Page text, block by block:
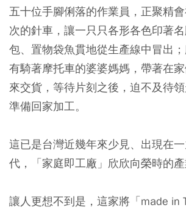
五十位手腳俐落的作業員，正聚精
次的針車，讓一只只各形各色印著
包、置物袋魚貫地從生產線中冒出
有騎著摩托車的婆婆媽媽，帶著在
來交貨，等待片刻之後，迫不及待
準備回家加工。
這已是台灣近幾年來少見、出現在
代，「家庭即工廠」欣欣向榮時的產
讓人更想不到是，這家將「made in